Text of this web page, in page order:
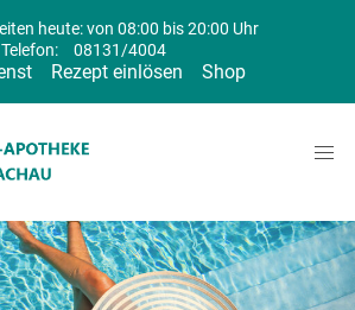
heute: von 08:00 bis 20:00 Uhr
Telefon:
08131/4004
Rezept einlösen Shop